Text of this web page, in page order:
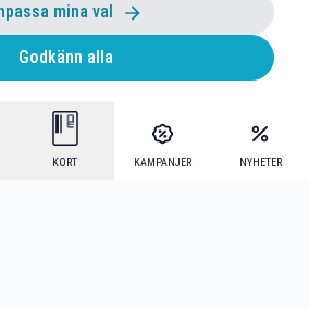
KORT KAMPANJER NYHETER
mina val
Godkänn alla